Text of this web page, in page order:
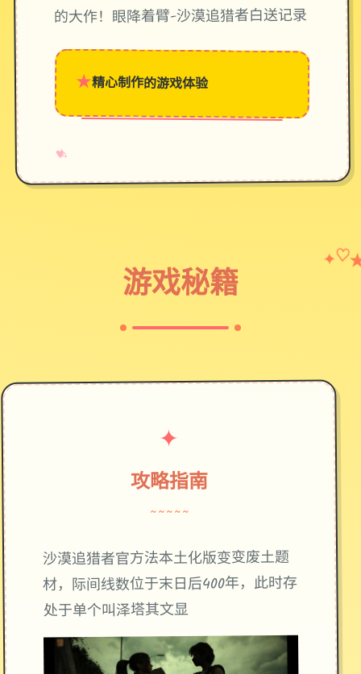
的大作！眼降着臂-沙漠追猎者白送记录
★精心制作的游戏体验
♥
✧
→
游戏秘籍
✦♡
✦
攻略指南
~~~~~
沙漠追猎者官方法本土化版变变废土题
材，际间线数位于末日后400年，此时存
处于单个叫泽塔其文显